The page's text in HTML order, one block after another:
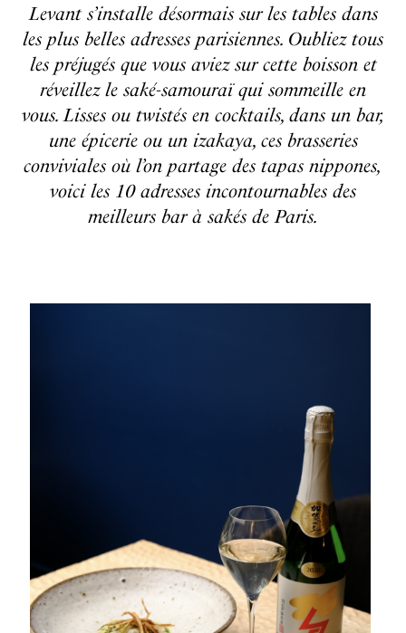
Levant s’installe désormais sur les tables dans
les plus belles adresses parisiennes. Oubliez tous
les préjugés que vous aviez sur cette boisson et
réveillez le saké-samouraï qui sommeille en
vous. Lisses ou twistés en cocktails, dans un bar,
une épicerie ou un izakaya, ces brasseries
conviviales où l’on partage des tapas nippones,
voici les 10 adresses incontournables des
meilleurs bar à sakés de Paris.